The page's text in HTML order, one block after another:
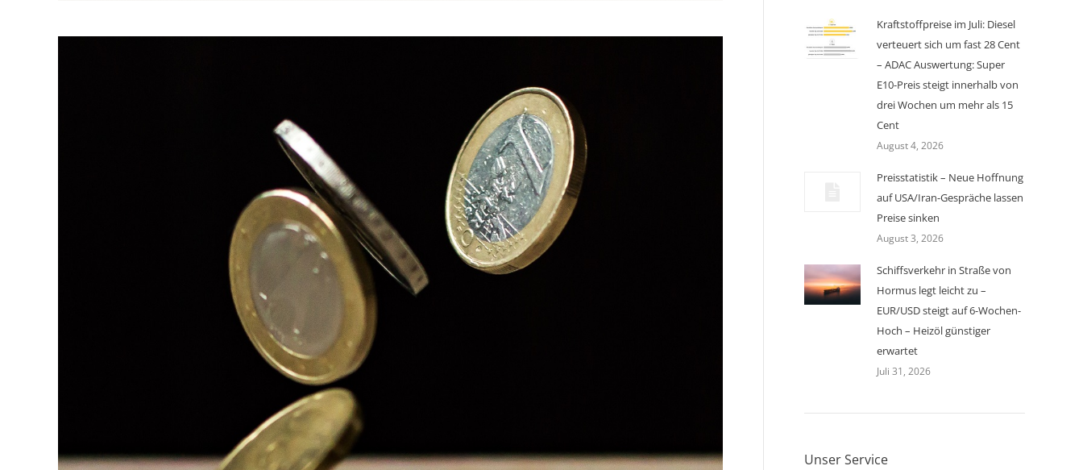
Kraftstoffpreise im Juli: Diesel
verteuert sich um fast 28 Cent
– ADAC Auswertung: Super
E10-Preis steigt innerhalb von
drei Wochen um mehr als 15
Cent
August 4, 2026
Preisstatistik – Neue Hoffnung
auf USA/Iran-Gespräche lassen
Preise sinken
August 3, 2026
Schiffsverkehr in Straße von
Hormus legt leicht zu –
EUR/USD steigt auf 6-Wochen-
Hoch – Heizöl günstiger
erwartet
Juli 31, 2026
Unser Service